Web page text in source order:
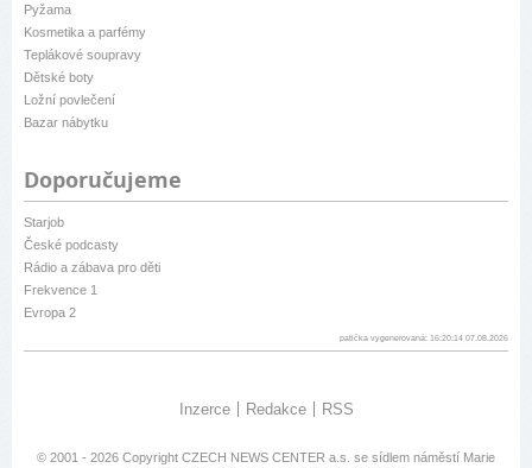
Pyžama
Kosmetika a parfémy
Teplákové soupravy
Dětské boty
Ložní povlečení
Bazar nábytku
Doporučujeme
Starjob
České podcasty
Rádio a zábava pro děti
Frekvence 1
Evropa 2
patička vygenerovaná: 16:20:14 07.08.2026
Inzerce Redakce RSS
© 2001 - 2026 Copyright CZECH NEWS CENTER a.s. se sídlem náměstí Marie